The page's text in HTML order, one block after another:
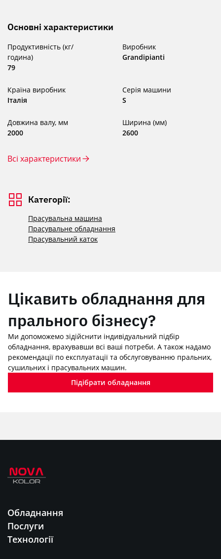
Основні характеристики
Продуктивність (кг/
година)
79
Виробник
Grandipianti
Країна виробник
Італія
Серія машини
S
Довжина валу, мм
2000
Ширина (мм)
2600
Всі характеристики
Категорії:
Прасувальна машина
Прасувальне обладнання
Прасувальний каток
Цікавить обладнання для
прального бізнесу?
Ми допоможемо зідійснити індивідуальний підбір
обладнання, врахувавши всі ваші потреби. А також надамо
рекомендації по експлуатації та обслуговуванню пральних,
сушильних і прасувальних машин.
Підібрати обладнання
Обладнання
Послуги
Технології